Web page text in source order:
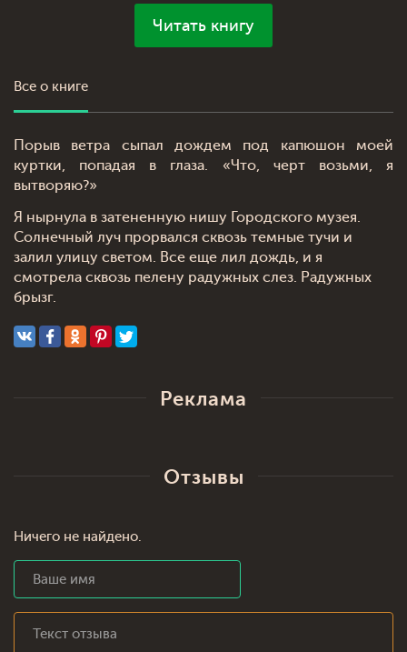
Читать книгу
Все о книге
Порыв ветра сыпал дождем под капюшон моей
куртки, попадая в глаза. «Что, черт возьми, я
вытворяю?»
Я нырнула в затененную нишу Городского музея.
Солнечный луч прорвался сквозь темные тучи и
залил улицу светом. Все еще лил дождь, и я
смотрела сквозь пелену радужных слез. Радужных
брызг.
Реклама
Отзывы
Ничего не найдено.